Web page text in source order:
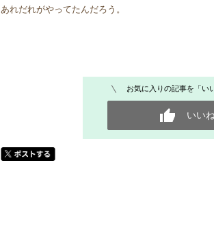
あれだれがやってたんだろう。
お気に入りの記事を「い
いい